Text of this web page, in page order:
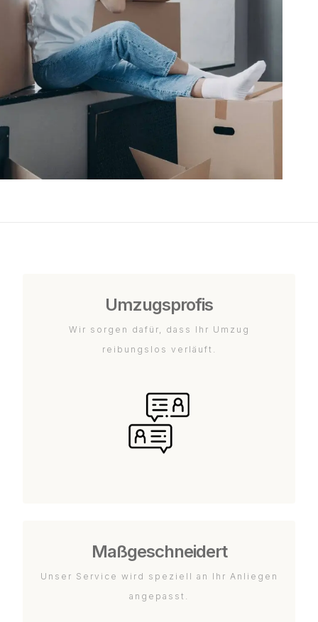
Umzugsprofis
Wir sorgen dafür, dass Ihr Umzug
reibungslos verläuft.
Maßgeschneidert
Unser Service wird speziell an Ihr Anliegen
angepasst.